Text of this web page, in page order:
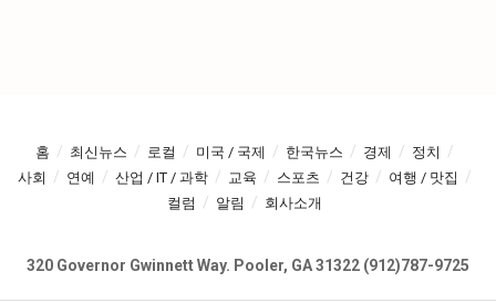
홈 최신뉴스 로컬 미국 / 국제 한국뉴스 경제
정치
사회
연예 산업 / IT / 과학 교육 스포츠 건강
여행 / 맛집
컬럼
알림 회사소개
320 Governor Gwinnett Way. Pooler, GA 31322 (912)787-9725